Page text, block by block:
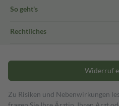
So geht's
Rechtliches
Widerruf
Zu Risiken und Nebenwirkungen